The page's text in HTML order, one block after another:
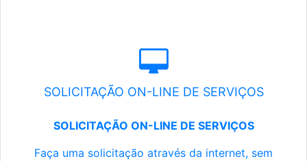
SOLICITAÇÃO ON-LINE DE SERVIÇOS
SOLICITAÇÃO ON-LINE DE SERVIÇOS
Faça uma solicitação através da internet, sem